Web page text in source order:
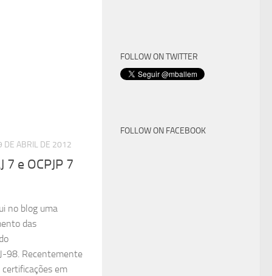
DE ABRIL DE 2012
7 e OCPJP 7
no blog uma
das
98. Recentemente
certificações em
FOLLOW ON TWITTER
FOLLOW ON FACEBOOK